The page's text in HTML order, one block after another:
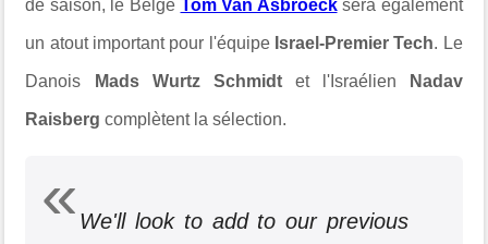
de saison, le Belge Tom Van Asbroecksera également
un atout important pour l'équipe Israel-Premier Tech. Le
Danois Mads Wurtz Schmidtet l'Israélien Nadav
Raisberg complètent la sélection.
We'll look to add to our previous